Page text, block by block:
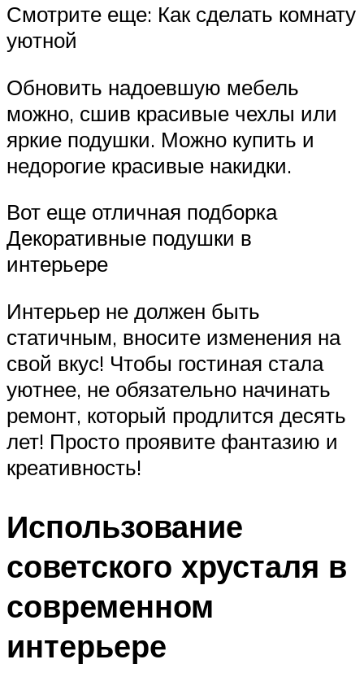
Смотрите еще: Как сделать комнату
уютной
Обновить надоевшую мебель
можно, сшив красивые чехлы или
яркие подушки. Можно купить и
недорогие красивые накидки.
Вот еще отличная подборка
Декоративные подушки в
интерьере
Интерьер не должен быть
статичным, вносите изменения на
свой вкус! Чтобы гостиная стала
уютнее, не обязательно начинать
ремонт, который продлится десять
лет! Просто проявите фантазию и
креативность!
Использование
советского хрусталя в
современном
интерьере